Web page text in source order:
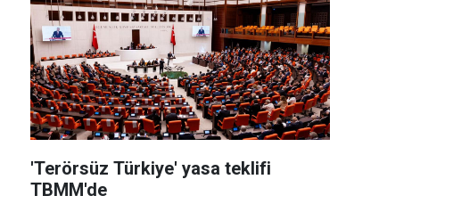
'Terörsüz Türkiye' yasa teklifi
TBMM'de